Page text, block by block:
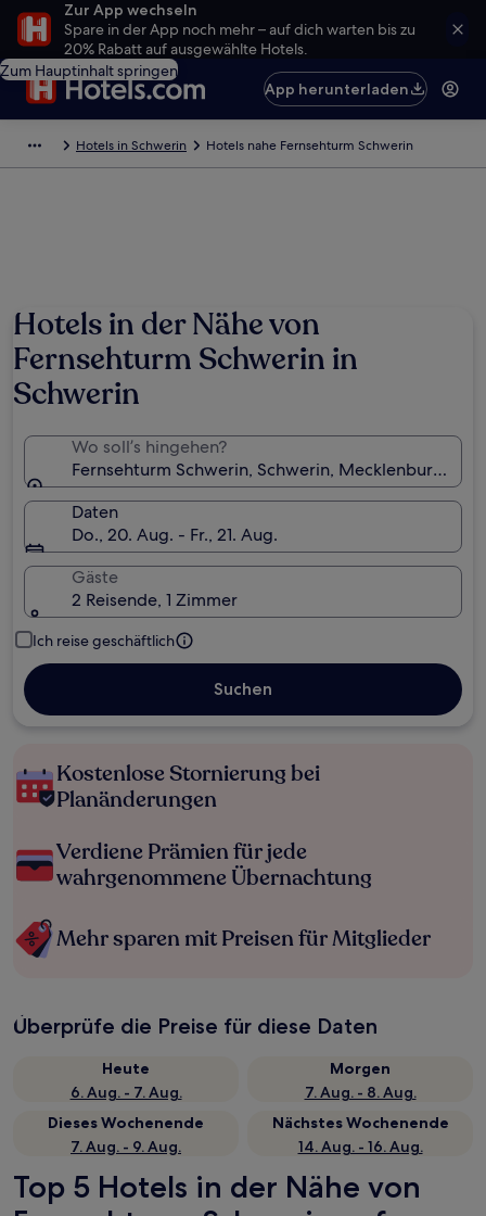
Zur App wechseln
Spare in der App noch mehr – auf dich warten bis zu
20% Rabatt auf ausgewählte Hotels.
Zum Hauptinhalt springen
App herunterladen
Hotels in Schwerin Hotels nahe Fernsehturm Schwerin
Hotels in der Nähe von
Fernsehturm Schwerin in
Schwerin
Wo soll’s hingehen?
Fernsehturm Schwerin, Schwerin, Mecklenburg-
Daten
Do., 20. Aug. - Fr., 21. Aug.
Gäste
2 Reisende, 1 Zimmer
Ich reise geschäftlich
Suchen
Kostenlose Stornierung bei
Planänderungen
Verdiene Prämien für jede
wahrgenommene Übernachtung
Mehr sparen mit Preisen für Mitglieder
Überprüfe die Preise für diese Daten
Heute
6. Aug. - 7. Aug.
Morgen
7. Aug. - 8. Aug.
Dieses Wochenende
7. Aug. - 9. Aug.
Nächstes Wochenende
14. Aug. - 16. Aug.
Top 5 Hotels in der Nähe von